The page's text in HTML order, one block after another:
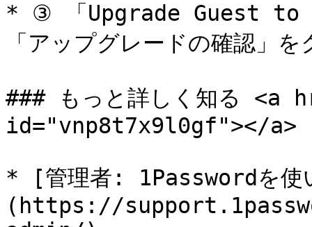
* ③ 「Upgrade Guest to
「アップグレードの確認」
### もっと詳しく知る
id="vnp8t7x9l0gf"></a>
* [管理者: 1Passwordを使
(https://